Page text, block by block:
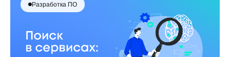
Разработка ПО